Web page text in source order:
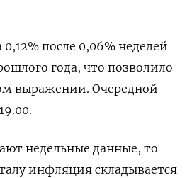
после 0,06% неделей
года, что позволило
выражении. Очередной
недельные данные, то
инфляция складывается